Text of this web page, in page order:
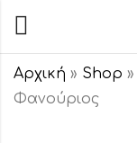
Αρχική » Shop »
Φανούριος